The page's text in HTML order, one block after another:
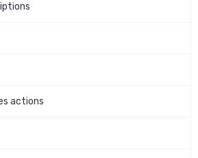
actions